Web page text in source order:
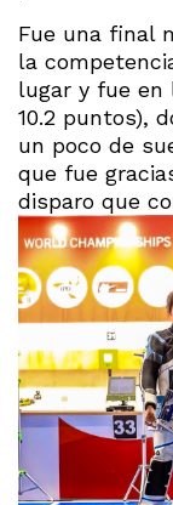
Fue una final
la
lugar y fue en
10.2 puntos),
un poco de
que fue
disparo que